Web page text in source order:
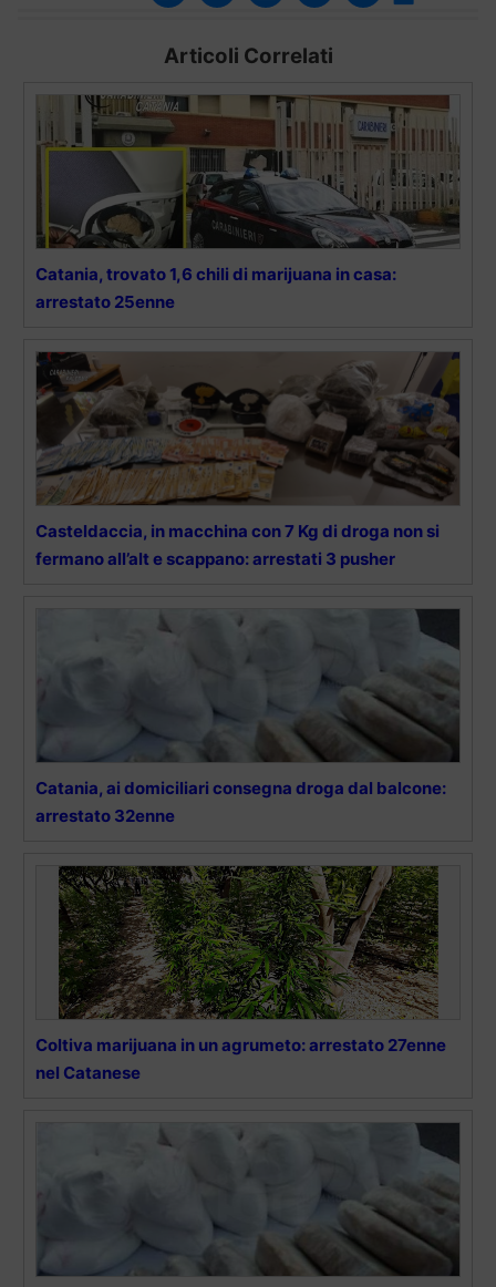
Articoli Correlati
Catania, trovato 1,6 chili di marijuana in casa:
arrestato 25enne
Casteldaccia, in macchina con 7 Kg di droga non si
fermano all’alt e scappano: arrestati 3 pusher
Catania, ai domiciliari consegna droga dal balcone:
arrestato 32enne
Coltiva marijuana in un agrumeto: arrestato 27enne
nel Catanese